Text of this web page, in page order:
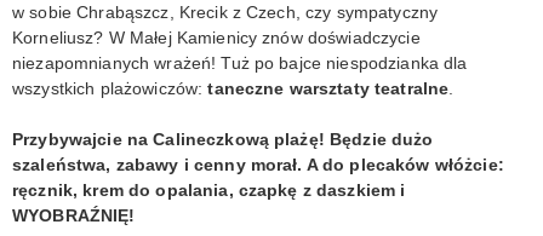
w sobie Chrabąszcz, Krecik z Czech, czy sympatyczny
Korneliusz? W Małej Kamienicy znów doświadczycie
niezapomnianych wrażeń! Tuż po bajce niespodzianka dla
wszystkich plażowiczów: taneczne warsztaty teatralne
Przybywajcie na Calineczkową plażę! Będzie dużo
szaleństwa, zabawy i cenny morał. A do plecaków włóżcie:
ręcznik, krem do opalania, czapkę z daszkiem i
WYOBRAŹNIĘ!